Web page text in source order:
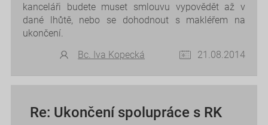
kanceláři budete muset smlouvu vypovědět až v
dané lhůtě, nebo se dohodnout s makléřem na
ukončení.
Bc. Iva Kopecká
21.08.2014
Re: Ukončení spolupráce s RK